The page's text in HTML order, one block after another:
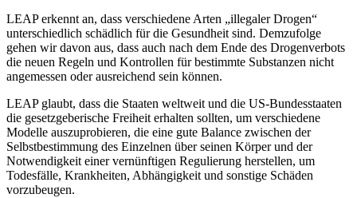
LEAP erkennt an, dass verschiedene Arten „illegaler Drogen“
unterschiedlich schädlich für die Gesundheit sind. Demzufolge
gehen wir davon aus, dass auch nach dem Ende des Drogenverbots
die neuen Regeln und Kontrollen für bestimmte Substanzen nicht
angemessen oder ausreichend sein können.
LEAP glaubt, dass die Staaten weltweit und die US-Bundesstaaten
die gesetzgeberische Freiheit erhalten sollten, um verschiedene
Modelle auszuprobieren, die eine gute Balance zwischen der
Selbstbestimmung des Einzelnen über seinen Körper und der
Notwendigkeit einer vernünftigen Regulierung herstellen, um
Todesfälle, Krankheiten, Abhängigkeit und sonstige Schäden
vorzubeugen.